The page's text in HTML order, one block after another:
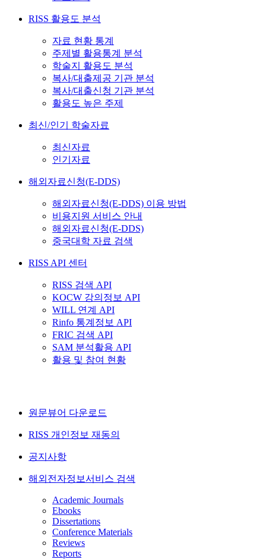
RISS 활용도 분석
자료 현황 통계
주제별 활용통계 분석
학술지 활용도 분석
복사/대출제공 기관 분석
복사/대출신청 기관 분석
활용도 높은 주제
최신/인기 학술자료
최신자료
인기자료
해외자료신청(E-DDS)
해외자료신청(E-DDS) 이용 방법
비용지원 서비스 안내
해외자료신청(E-DDS)
중국대학 자료 검색
RISS API 센터
RISS 검색 API
KOCW 강의정보 API
WILL 연계 API
Rinfo 통계정보 API
FRIC 검색 API
SAM 분석활용 API
활용 및 참여 현황
원문뷰어 다운로드
RISS 개인정보 재동의
공지사항
해외전자정보서비스 검색
Academic Journals
Ebooks
Dissertations
Conference Materials
Reviews
Reports